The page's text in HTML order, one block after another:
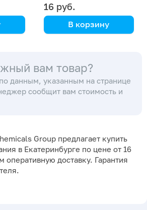
16 руб.
В корзину
вам товар?
данным, указанным на странице
сообщит вам стоимость и
Group предлагает купить
в Екатеринбурге по цене от 16
оперативную доставку. Гарантия